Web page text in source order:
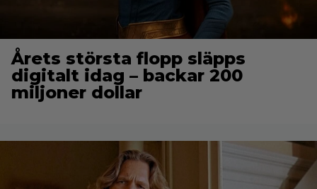
Årets största flopp släpps
digitalt idag – backar 200
miljoner dollar